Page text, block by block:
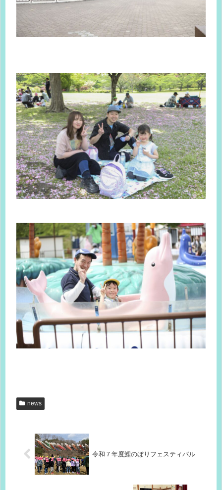
news
令和７年度鯉のぼりフェスティバル